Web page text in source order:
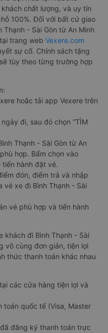
chất lượng, và uy tín
100%. Đối với bất cứ giao
- Sài Gòn từ An Minh
trang web Vexere.com
sự cố. Chính sách tặng
tùy theo từng trường hợp
hoặc tải app Vexere trên
đi, sau đó chọn “TÌM
Thạnh - Sài Gòn từ An
hợp. Bấm chọn vào
hành đặt vé.
đón, điểm trả và nhập
vé xe đi Bình Thạnh - Sài
vé phù hợp và tiến hành
khách đi Bình Thạnh - Sài
vô cùng đơn giản, tiện lợi
thức thanh toán khác nhau
các cửa hàng tiện lợi và
toán quốc tế (Visa, Master
đăng ký thanh toán trực